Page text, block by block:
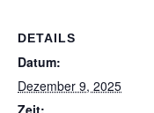
DETAILS
Datum:
Dezember 9, 2025